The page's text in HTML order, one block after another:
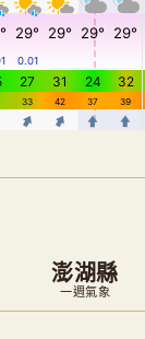
澎湖縣
一週氣象